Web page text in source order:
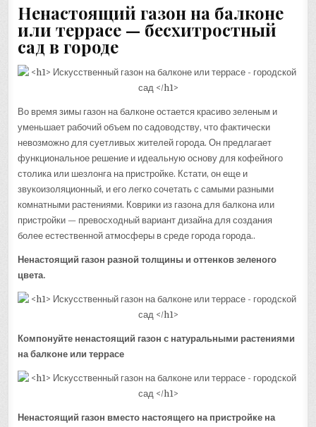
Ненастоящий газон на балконе
или террасе — бесхитростный
сад в городе
Во время зимы газон на балконе остается красиво зеленым и
уменьшает рабочий объем по садоводству, что фактически
невозможно для суетливых жителей города. Он предлагает
функциональное решение и идеальную основу для кофейного
столика или шезлонга на пристройке. Кстати, он еще и
звукоизоляционный, и его легко сочетать с самыми разными
комнатными растениями. Коврики из газона для балкона или
пристройки — превосходный вариант дизайна для создания
более естественной атмосферы в среде города города..
Ненастоящий газон разной толщины и оттенков зеленого
цвета.
Компонуйте ненастоящий газон с натуральными растениями
на балконе или террасе
Ненастоящий газон вместо настоящего на пристройке на